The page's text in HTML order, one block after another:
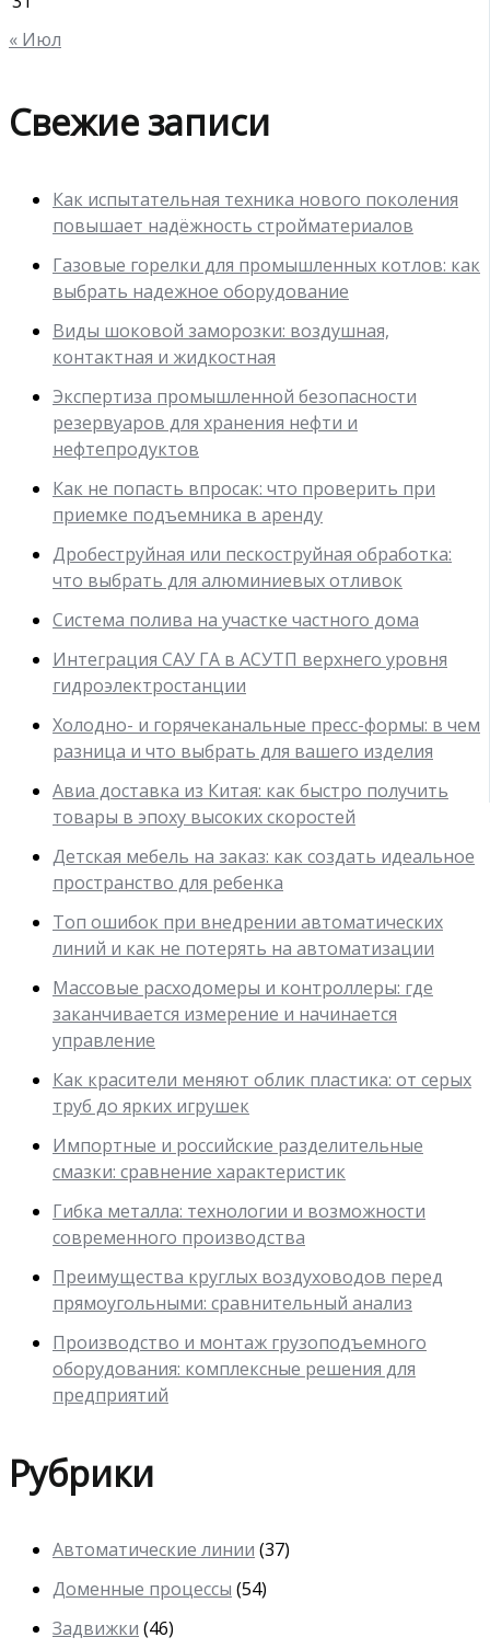
« Июл
Свежие записи
Как испытательная техника нового поколения
повышает надёжность стройматериалов
Газовые горелки для промышленных котлов: как
выбрать надежное оборудование
Виды шоковой заморозки: воздушная,
контактная и жидкостная
Экспертиза промышленной безопасности
резервуаров для хранения нефти и
нефтепродуктов
Как не попасть впросак: что проверить при
приемке подъемника в аренду
Дробеструйная или пескоструйная обработка:
что выбрать для алюминиевых отливок
Система полива на участке частного дома
Интеграция САУ ГА в АСУТП верхнего уровня
гидроэлектростанции
Холодно- и горячеканальные пресс-формы: в чем
разница и что выбрать для вашего изделия
Авиа доставка из Китая: как быстро получить
товары в эпоху высоких скоростей
Детская мебель на заказ: как создать идеальное
пространство для ребенка
Топ ошибок при внедрении автоматических
линий и как не потерять на автоматизации
Массовые расходомеры и контроллеры: где
заканчивается измерение и начинается
управление
Как красители меняют облик пластика: от серых
труб до ярких игрушек
Импортные и российские разделительные
смазки: сравнение характеристик
Гибка металла: технологии и возможности
современного производства
Преимущества круглых воздуховодов перед
прямоугольными: сравнительный анализ
Производство и монтаж грузоподъемного
оборудования: комплексные решения для
предприятий
Рубрики
Автоматические линии (37)
Доменные процессы (54)
Задвижки (46)